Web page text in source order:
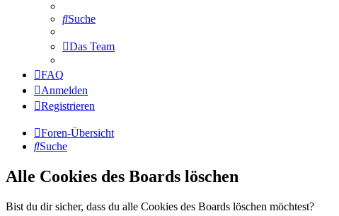
Suche
Das Team
FAQ
Anmelden
Registrieren
Foren-Übersicht
Suche
Alle Cookies des Boards löschen
Bist du dir sicher, dass du alle Cookies des Boards löschen möchtest?